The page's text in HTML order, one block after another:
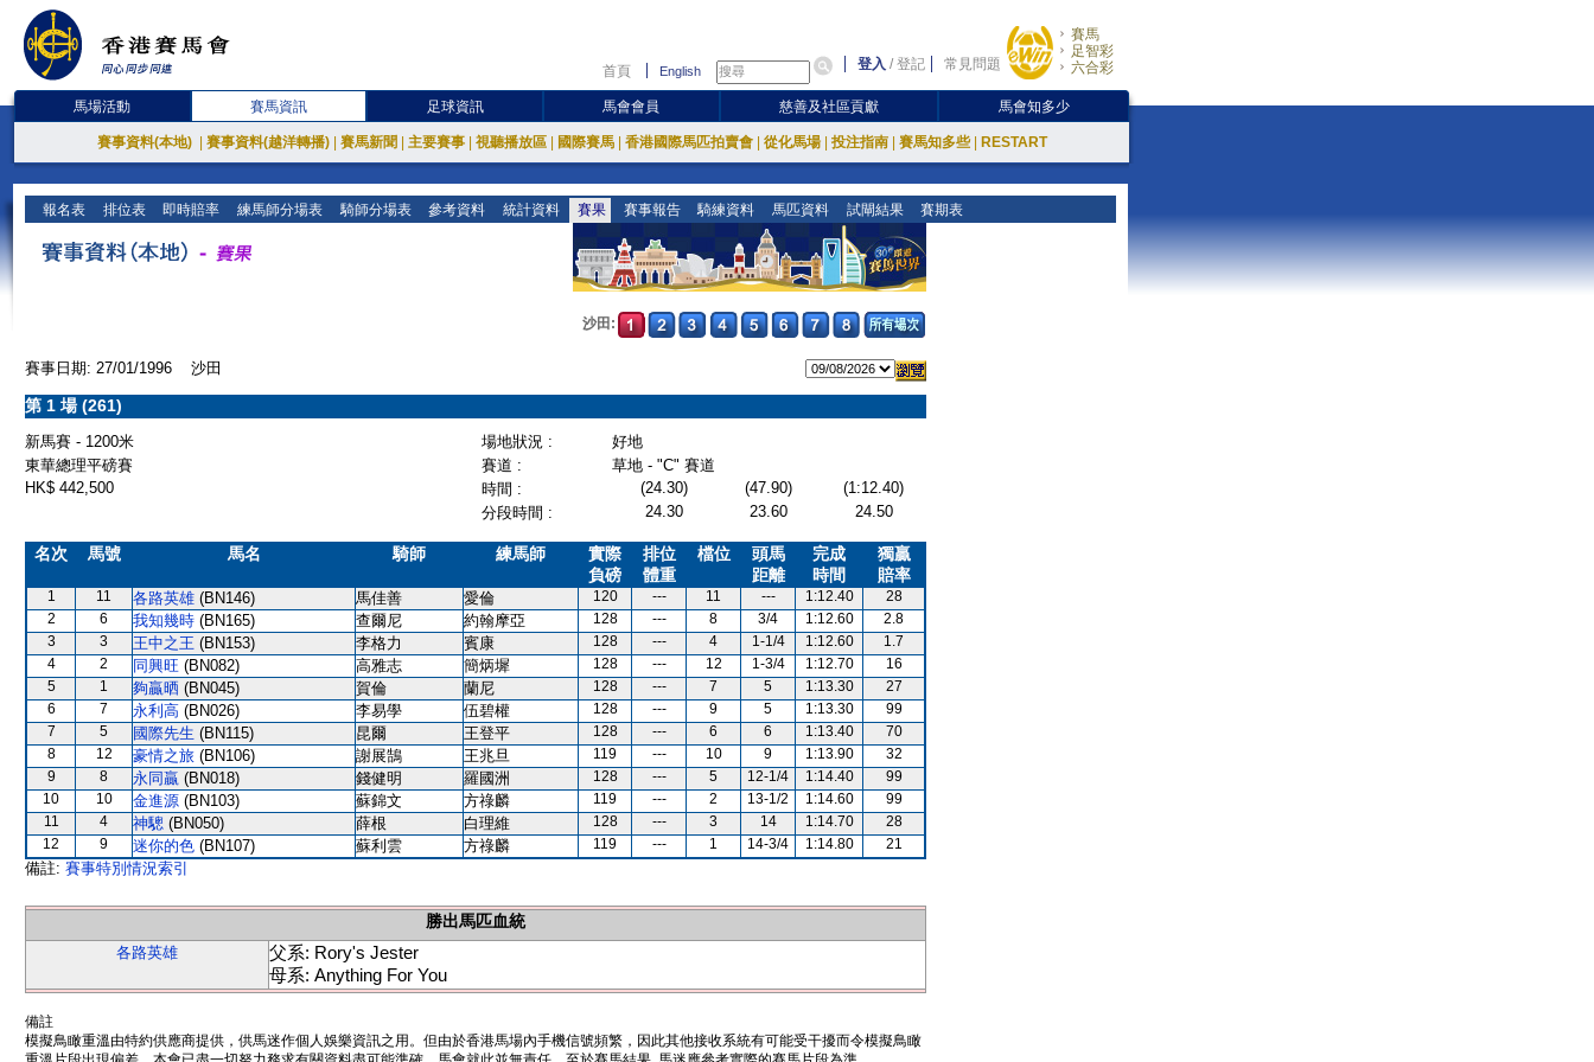
首頁 English 登入 /登記 常見問題
賽馬
足智彩
六合彩
馬場活動 賽馬資訊 足球資訊 馬會會員 慈善及社區貢獻 馬會知多少
賽事資料(本地) 賽事資料(越洋轉播) 賽馬新聞 主要賽事 視聽播放區 國際賽馬 香港國際馬匹拍賣會 從化馬場 投注指南 賽馬知多些 RESTART
報名表 排位表 即時賠率 練馬師分場表 騎師分場表 參考資料 統計資料 賽果 賽事報告 騎練資料 馬匹資料 試閘結果 賽期表
沙田:
賽事日期: 27/01/1996 沙田
第 1 場 (261)
新馬賽 - 1200米 場地狀況 :
好地
東華總理平磅賽
賽道 :
草地 - "C" 賽道
HK$ 442,500
時間 : (24.30) (47.90)
(1:12.40)
分段時間 :
24.30 23.60 24.50
名次 馬號 馬名 騎師 練馬師
實際
負磅
排位
體重
檔位
頭馬
距離
完成
時間
獨贏
賠率
1 11 各路英雄 (BN146) 馬佳善 愛倫 120 --- 11 --- 1:12.40
28
2
6 我知幾時 (BN165) 查爾尼 約翰摩亞 128 --- 8 3/4 1:12.60
2.8
3
3 王中之王 (BN153) 李格力 賓康 128 --- 4 1-1/4 1:12.60
1.7
4
2 同興旺 (BN082) 高雅志 簡炳墀 128 --- 12 1-3/4 1:12.70
16
5
1 夠贏晒 (BN045) 賀倫 蘭尼 128 --- 7 5 1:13.30
27
6
7 永利高 (BN026) 李易學 伍碧權 128 --- 9 5 1:13.30
99
7
5 國際先生 (BN115) 昆爾 王登平 128 --- 6 6 1:13.40
70
8
12 豪情之旅 (BN106) 謝展鵠 王兆旦 119 --- 10 9 1:13.90
32
9
8 永同贏 (BN018) 錢健明 羅國洲 128 --- 5 12-1/4 1:14.40
99
10
10 金進源 (BN103) 蘇錦文 方祿麟 119 --- 2 13-1/2 1:14.60
99
11
4 神驄 (BN050) 薛根 白理維 128 --- 3 14 1:14.70
28
12
9 迷你的色 (BN107) 蘇利雲 方祿麟 119 --- 1 14-3/4 1:14.80 21
備註: 賽事特別情況索引
勝出馬匹血統
各路英雄
父系: Rory's Jester
母系: Anything For You
備註
模擬鳥瞰重溫由特約供應商提供，供馬迷作個人娛樂資訊之用。但由於香港馬場內手機信號頻繁，因此其他接收系統有可能受干擾而令模擬鳥瞰